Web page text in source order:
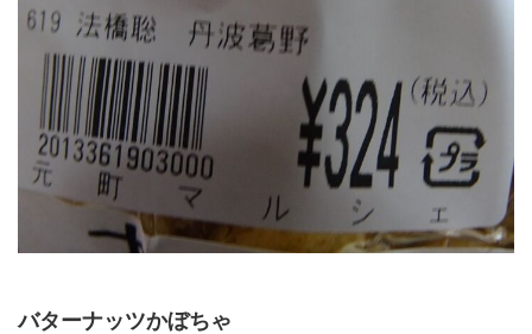
バターナッツかぼちゃ